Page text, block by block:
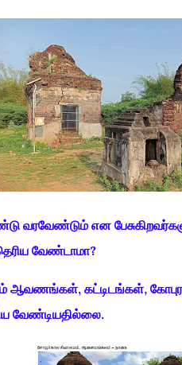
வரவேண்டும் என
வேண்டாமா?
கட்டிடங்கள்,
வேண்டியதில்லை.